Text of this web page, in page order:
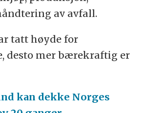
av avfall.
tatt høyde for
desto mer bærekraftig er
kan dekke Norges